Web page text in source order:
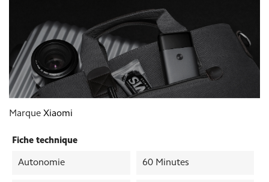
Marque Xiaomi
Fiche technique
Autonomie 60 Minutes